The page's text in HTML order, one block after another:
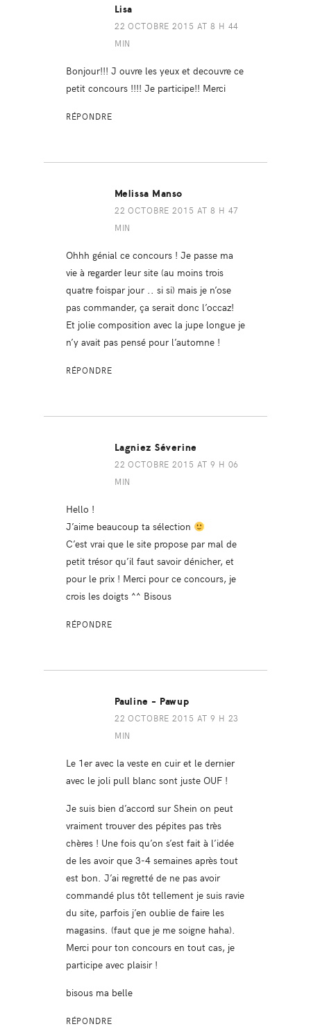
Lisa
22 OCTOBRE 2015 AT 8 H 44
MIN
Bonjour!!! J ouvre les yeux et decouvre ce
petit concours !!!! Je participe!! Merci
RÉPONDRE
Melissa Manso
22 OCTOBRE 2015 AT 8 H 47
MIN
Ohhh génial ce concours ! Je passe ma
vie à regarder leur site (au moins trois
quatre foispar jour .. si si) mais je n’ose
pas commander, ça serait donc l’occaz!
Et jolie composition avec la jupe longue je
n’y avait pas pensé pour l’automne !
RÉPONDRE
Lagniez Séverine
22 OCTOBRE 2015 AT 9 H 06
MIN
Hello !
J’aime beaucoup ta sélection
C’est vrai que le site propose par mal de
petit trésor qu’il faut savoir dénicher, et
pour le prix ! Merci pour ce concours, je
crois les doigts ^^ Bisous
RÉPONDRE
Pauline - Pawup
22 OCTOBRE 2015 AT 9 H 23
MIN
Le 1er avec la veste en cuir et le dernier
avec le joli pull blanc sont juste OUF !
Je suis bien d’accord sur Shein on peut
vraiment trouver des pépites pas très
chères ! Une fois qu’on s’est fait à l’idée
de les avoir que 3-4 semaines après tout
est bon. J’ai regretté de ne pas avoir
commandé plus tôt tellement je suis ravie
du site, parfois j’en oublie de faire les
magasins. (faut que je me soigne haha).
Merci pour ton concours en tout cas, je
participe avec plaisir !
bisous ma belle
RÉPONDRE